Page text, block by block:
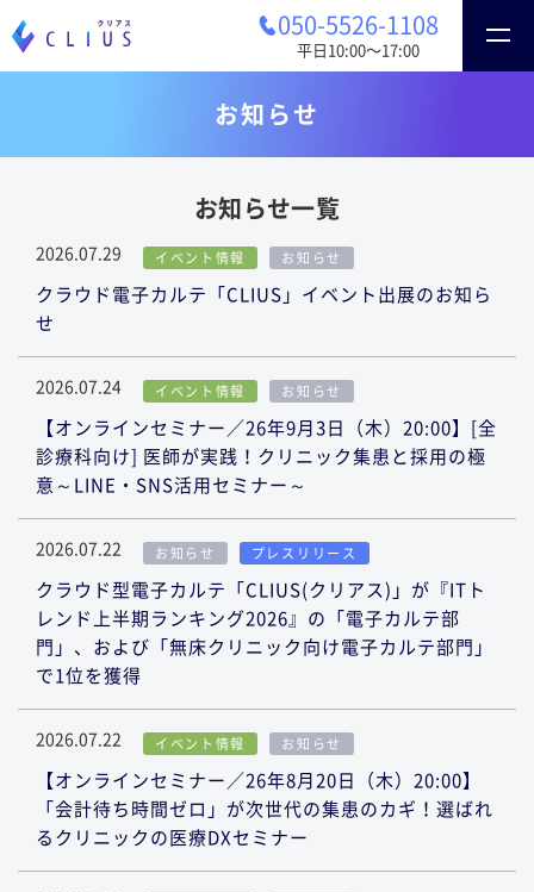
050-5526-1108
平日10:00〜17:00
お知らせ
お知らせ一覧
2026.07.29 イベント情報 お知らせ
クラウド電子カルテ「CLIUS」イベント出展のお知ら
せ
2026.07.24 イベント情報 お知らせ
【オンラインセミナー／26年9月3日（木）20:00】[全
診療科向け] 医師が実践！クリニック集患と採用の極
意～LINE・SNS活用セミナー～
2026.07.22 お知らせ プレスリリース
クラウド型電子カルテ「CLIUS(クリアス)」が『ITト
レンド上半期ランキング2026』の「電子カルテ部
門」、および「無床クリニック向け電子カルテ部門」
で1位を獲得
2026.07.22 イベント情報 お知らせ
【オンラインセミナー／26年8月20日（木）20:00】
「会計待ち時間ゼロ」が次世代の集患のカギ！選ばれ
るクリニックの医療DXセミナー